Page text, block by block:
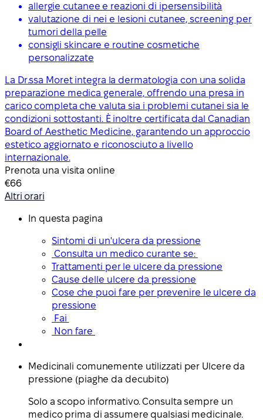
allergie cutanee e reazioni di ipersensibilità
valutazione di nei e lesioni cutanee, screening per
tumori della pelle
consigli skincare e routine cosmetiche
personalizzate
La Dr.ssa Moret integra la dermatologia con una solida
preparazione medica generale, offrendo una presa in
carico completa che valuta sia i problemi cutanei sia le
condizioni sottostanti. È inoltre certificata dal Canadian
Board of Aesthetic Medicine, garantendo un approccio
estetico aggiornato e riconosciuto a livello
internazionale.
Prenota una visita online
€66
Altri orari
In questa pagina
Sintomi di un'ulcera da pressione
Consulta un medico curante se:
Trattamenti per le ulcere da pressione
Cause delle ulcere da pressione
Cose che puoi fare per prevenire le ulcere da
pressione
Fai
Non fare
Medicinali comunemente utilizzati per Ulcere da
pressione (piaghe da decubito)
Solo a scopo informativo. Consulta sempre un
medico prima di assumere qualsiasi medicinale.